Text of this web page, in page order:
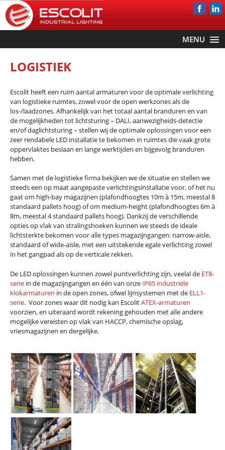
MENU
LOGISTIEK
Escolit heeft een ruim aantal armaturen voor de optimale verlichting
van logistieke ruimtes, zowel voor de open werkzones als de
los-/laadzones. Afhankelijk van het totaal aantal branduren en van
de mogelijkheden tot lichtsturing – DALI, aanwezigheids-detectie
en/of daglichtsturing – stellen wij de optimale oplossingen voor een
zeer rendabele LED installatie te bekomen in ruimtes die vaak grote
oppervlaktes beslaan en lange werktijden en bijgevolg branduren
hebben.
Samen met de logistieke firma bekijken we de situatie en stellen we
steeds een op maat aangepaste verlichtingsinstallatie voor, of het nu
gaat om high-bay magazijnen (plafondhoogtes 10m à 15m, meestal 8
standaard pallets hoog) of om medium-height (plafondhoogtes 6m à
8m, meestal 4 standaard pallets hoog). Dankzij de verschillende
opties op vlak van stralingshoeken kunnen we steeds de ideale
lichtsterkte bekomen voor alle types magazijngangen: narrow-aisle,
standaard of wide-aisle, met een uitstekende egale verlichting zowel
in het gangpad als op de verticale rekken.
De LED oplossingen kunnen zowel puntverlichting zijn, veelal de ET8-
serie in de magazijngangen en één van onze IP65 industriële
klokarmaturen in de open zones, ofwel lijnsystemen met de ELL1-
serie. Voor zones waar dit nodig kan EscolitATEX-armaturen
voorzien, en uiteraard wordt rekening gehouden met alle andere
mogelijke vereisten op vlak van HACCP, chemische opslag,
vriesmagazijnen en dergelijke.